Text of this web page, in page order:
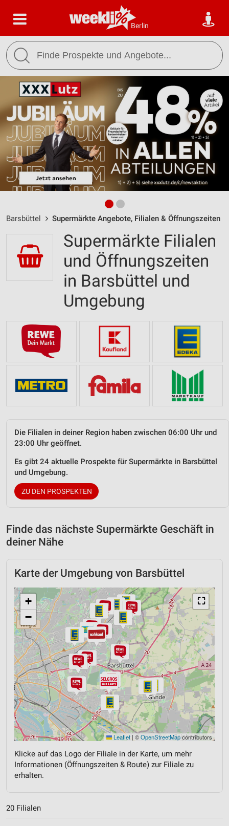
Berlin
Barsbüttel Supermärkte Angebote, Filialen & Öffnungszeiten
Supermärkte Filialen
und Öffnungszeiten
in Barsbüttel und
Umgebung
Die Filialen in deiner Region haben zwischen 06:00 Uhr und
23:00 Uhr geöffnet.
Es gibt 24 aktuelle Prospekte für Supermärkte in Barsbüttel
und Umgebung.
ZU DEN PROSPEKTEN
Finde das nächste Supermärkte Geschäft in
deiner Nähe
Karte der Umgebung von Barsbüttel
⛶
+
−
Leaflet | ©OpenStreetMapcontributors
Klicke auf das Logo der Filiale in der Karte, um mehr
Informationen (Öffnungszeiten & Route) zur Filiale zu
erhalten.
20 Filialen